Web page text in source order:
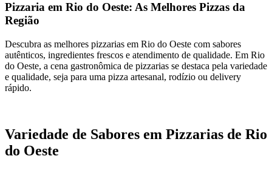
Pizzaria em Rio do Oeste: As Melhores Pizzas da
Região
Descubra as melhores pizzarias em Rio do Oeste com sabores
autênticos, ingredientes frescos e atendimento de qualidade. Em Rio
do Oeste, a cena gastronômica de pizzarias se destaca pela variedade
e qualidade, seja para uma pizza artesanal, rodízio ou delivery
rápido.
Variedade de Sabores em Pizzarias de Rio
do Oeste